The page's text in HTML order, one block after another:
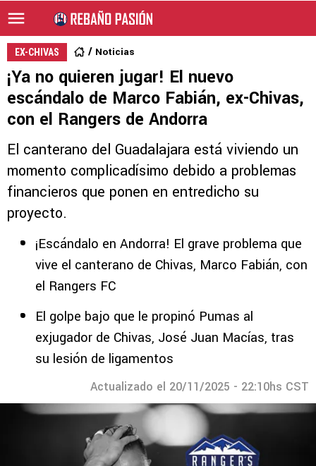
EX-CHIVAS Noticias
¡Ya no quieren jugar! El nuevo
escándalo de Marco Fabián, ex-Chivas,
con el Rangers de Andorra
El canterano del Guadalajara está viviendo un
momento complicadísimo debido a problemas
financieros que ponen en entredicho su
proyecto.
¡Escándalo en Andorra! El grave problema que
vive el canterano de Chivas, Marco Fabián, con
el Rangers FC
El golpe bajo que le propinó Pumas al
exjugador de Chivas, José Juan Macías, tras
su lesión de ligamentos
Actualizado el 20/11/2025 - 22:10hs CST